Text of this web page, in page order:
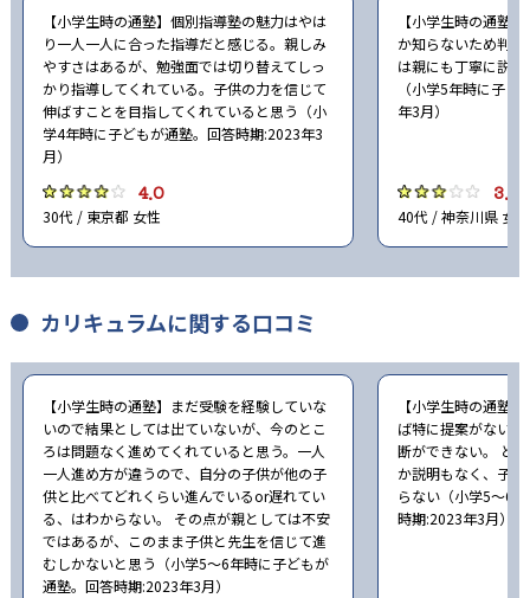
【小学生時の通塾】個別指導塾の魅力はやは
り一人一人に合った指導だと感じる。親しみ
やすさはあるが、勉強面では切り替えてしっ
かり指導してくれている。子供の力を信じて
伸ばすことを目指してくれていると思う（小
学4年時に子どもが通塾。回答時期:2023年3
月）
4.0
30代 / 東京都 女性
【小学生時の通塾
か知らないため判
は親にも丁寧に説
（小学5年時に子
年3月）
3.0
40代 / 神奈川県 女性
カリキュラムに関する口コミ
【小学生時の通塾】まだ受験を経験していな
いので結果としては出ていないが、今のとこ
ろは問題なく進めてくれていると思う。一人
一人進め方が違うので、自分の子供が他の子
供と比べてどれくらい進んでいるor遅れてい
る、はわからない。 その点が親としては不安
ではあるが、このまま子供と先生を信じて進
むしかないと思う（小学5〜6年時に子どもが
通塾。回答時期:2023年3月）
【小学生時の通塾
ば特に提案がない
断ができない。 ど
か説明もなく、子
らない（小学5〜6
時期:2023年3月）